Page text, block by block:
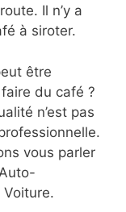
Il n’y a
à siroter.
être
du café ?
n’est pas
vous parler